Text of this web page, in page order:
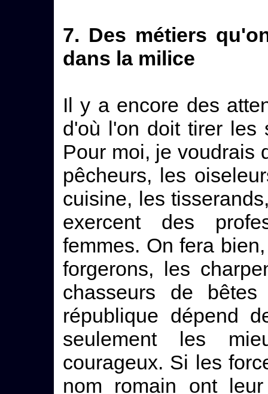
7. Des métiers
dans la milice
Il y a encore des
d'où l'on doit tirer les
Pour moi, je voudrais
pêcheurs, les
cuisine, les
exercent des
femmes. On fera
forgerons, les
chasseurs de
république dépend
seulement les
courageux. Si les
nom romain ont